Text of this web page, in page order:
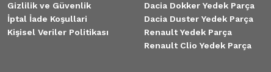
Gizlilik ve Güvenlik
İptal İade Koşullari
Kişisel Veriler Politikası
Dacia Dokker Yedek Parça
Dacia Duster Yedek Parça
Renault Yedek Parça
Renault Clio Yedek Parça